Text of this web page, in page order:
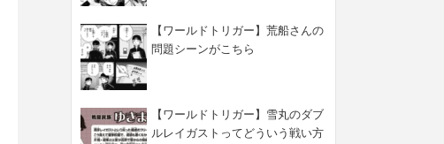
【ワールドトリガー】荒船さんの
問題シーンがこちら
【ワールドトリガー】雪丸のダブ
ルレイガストってどういう戦い方